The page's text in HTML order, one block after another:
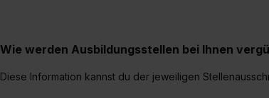
Wie werden Ausbildungsstellen bei Ihnen
Diese Information kannst du der jeweiligen